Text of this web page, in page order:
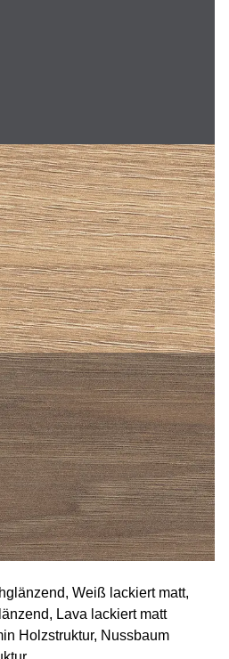
Weiß lackiert matt,
Lava lackiert matt
Holzstruktur, Nussbaum